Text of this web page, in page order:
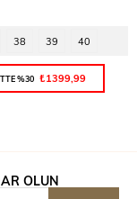
38 39 40
%30 ₺1399,99
OLUN